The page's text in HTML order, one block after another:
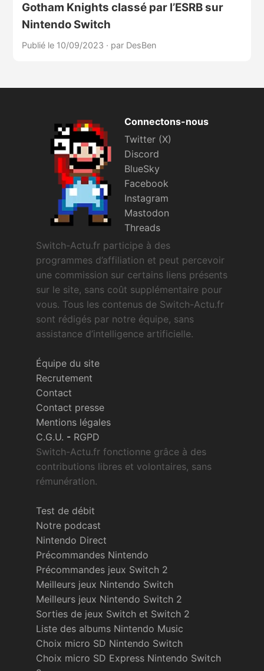
Gotham Knights classé par l’ESRB sur
Nintendo Switch
Publié le 10/09/2023 · par DesBen
Connectons-nous
Twitter (X)
Discord
BlueSky
Facebook
Instagram
Mastodon
Threads
Switch-Actu.fr participe à des
programmes d’affiliation et peut percevoir
une commission sur certains liens présents
sur le site, sans coût supplémentaire pour
vous. Tous les contenus de Switch-Actu.fr
sont rédigés par notre équipe, sans
assistance d’intelligence artificielle.
Équipe du site
Recrutement
Contact
Contact presse
Mentions légales
C.G.U. - RGPD
Switch-Actu.fr fonctionne grâce à des
contributions libres et volontaires, sans
rémunération.
Test de débit
Notre podcast
Nintendo Direct
Précommandes Nintendo
Précommandes jeux Switch 2
Meilleurs jeux Nintendo Switch
Meilleurs jeux Nintendo Switch 2
Sorties de jeux Switch et Switch 2
Liste des albums Nintendo Music
Choix micro SD Nintendo Switch
Choix micro SD Express Nintendo Switch